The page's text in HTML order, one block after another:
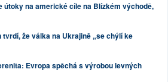
útoky na americké cíle na Blízkém východě,
tvrdí, že válka na Ukrajině „se chýlí ke
Evropa spěchá s výrobou levných